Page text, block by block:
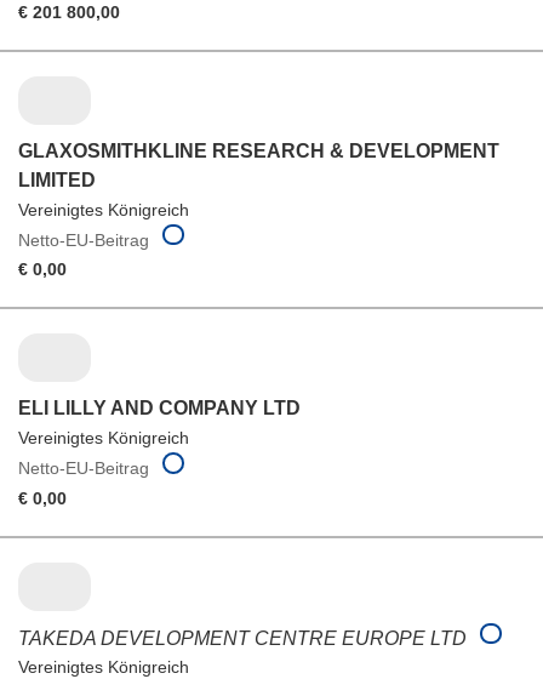
€ 201 800,00
GLAXOSMITHKLINE RESEARCH & DEVELOPMENT
LIMITED
Vereinigtes Königreich
Netto-EU-Beitrag
€ 0,00
ELI LILLY AND COMPANY LTD
Vereinigtes Königreich
Netto-EU-Beitrag
€ 0,00
TAKEDA DEVELOPMENT CENTRE EUROPE LTD
Vereinigtes Königreich